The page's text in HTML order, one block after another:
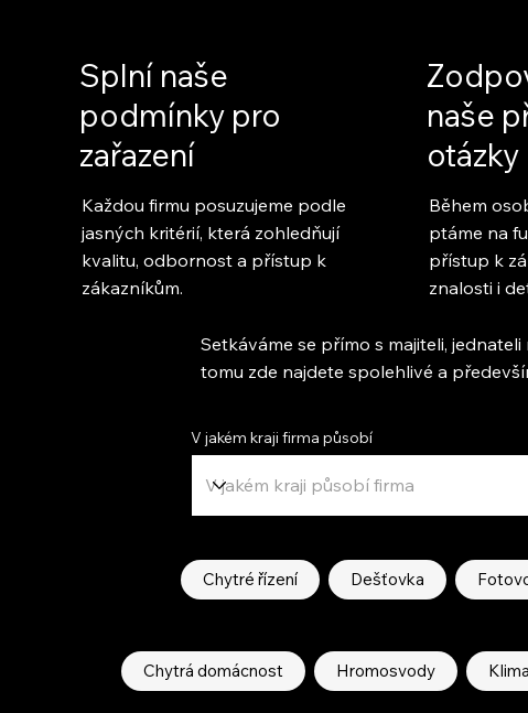
Splní naše
podmínky pro
zařazení
Každou firmu posuzujeme podle
jasných kritérií, která zohledňují
kvalitu, odbornost a přístup k
zákazníkům.
naše
otázky
Během
ptáme na
přístup k
znalosti i
Setkáváme se přímo s majiteli,
tomu zde najdete spolehlivé a
V jakém kraji firma působí
Chytré řízení Dešťovka
Chytrá domácnost Hromosvody